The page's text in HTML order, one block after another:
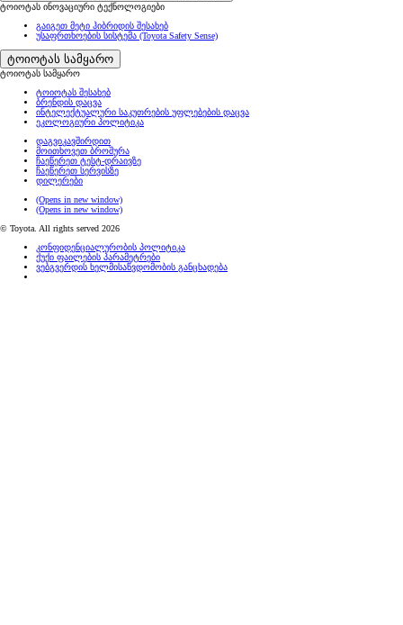
ტოიოტას ინოვაციური ტექნოლოგიები
გაიგეთ მეტი ჰიბრიდის შესახებ
უსაფრთხოების სისტემა (Toyota Safety Sense)
ტოიოტას სამყარო
ტოიოტას სამყარო
ტოიოტას შესახებ
ბრენდის დაცვა
ინტელექტუალური საკუთრების უფლებების დაცვა
ეკოლოგიური პოლიტიკა
დაგვიკავშირდით
მოითხოვეთ ბროშურა
ჩაეწერეთ ტესტ-დრაივზე
ჩაეწერეთ სერვისზე
დილერები
(Opens in new window)
(Opens in new window)
© Toyota. All rights served 2026
კონფიდენციალურობის პოლიტიკა
ქუქი ფაილების პარამეტრები
ვებგვერდის ხელმისაწვდომობის განცხადება